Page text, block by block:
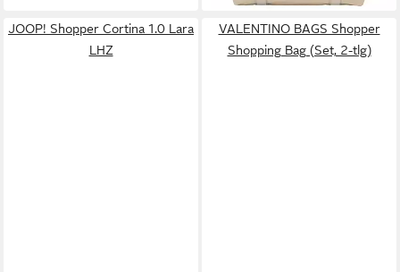
JOOP! Shopper Cortina 1.0 Lara
LHZ
VALENTINO BAGS Shopper
Shopping Bag (Set, 2-tlg)